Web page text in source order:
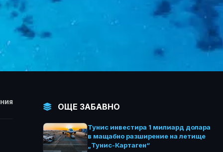
ОЩЕ ЗАБАВНО
Тунис инвестира 1 милиард долара
в мащабно разширение на летище
„Тунис-Картаген“